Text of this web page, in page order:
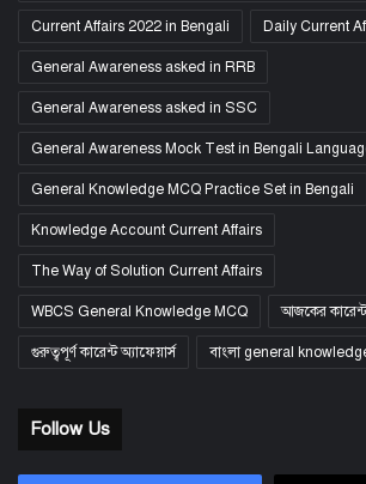
Current Affairs 2022 in Bengali Daily Current
General Awareness asked in RRB
General Awareness asked in SSC
General Awareness Mock Test in Bengali
General Knowledge MCQ Practice Set in Bengali
Knowledge Account Current Affairs
The Way of Solution Current Affairs
WBCS General Knowledge MCQ আজকের কারেন্ট
গুরুত্বপূর্ণ কারেন্ট অ্যাফেয়ার্স বাংলা general
Follow Us